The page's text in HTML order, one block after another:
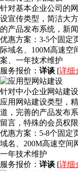
针对基本企业公司的
设宣传类型，简洁大
的产品发布系统，新
优惠方案： 3-5个固定
际域名、100M高速空
案、一年技术维护
服务报价： 详谈 [详细
针对中小企业网站建
应用网站建设类型，
道，完善的产品发布
留言，特殊的会员权限
优惠方案： 5-8个固定
域名、200M高速空间
一年技术维护
服务报价： 详谈 [详细